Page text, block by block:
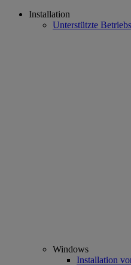
Installation
Unterstützte
Windows
Installation